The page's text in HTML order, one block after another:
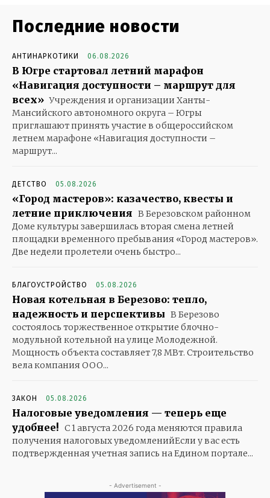
Последние новости
АНТИНАРКОТИКИ 06.08.2026
В Югре стартовал летний марафон
«Навигация доступности – маршрут для
всех» Учреждения и организации Ханты-
Мансийского автономного округа – Югры
приглашают принять участие в общероссийском
летнем марафоне «Навигация доступности –
маршрут...
ДЕТСТВО 05.08.2026
«Город мастеров»: казачество, квесты и
летние приключения В Березовском районном
Доме культуры завершилась вторая смена летней
площадки временного пребывания «Город мастеров».
Две недели пролетели очень быстро...
БЛАГОУСТРОЙСТВО 05.08.2026
Новая котельная в Березово: тепло,
надежность и перспективы В Березово
состоялось торжественное открытие блочно-
модульной котельной на улице Молодежной.
Мощность объекта составляет 7,8 МВт. Строительство
вела компания ООО...
ЗАКОН 05.08.2026
Налоговые уведомления — теперь еще
удобнее! С 1 августа 2026 года меняются правила
получения налоговых уведомленийЕсли у вас есть
подтвержденная учетная запись на Едином портале...
- Advertisement -